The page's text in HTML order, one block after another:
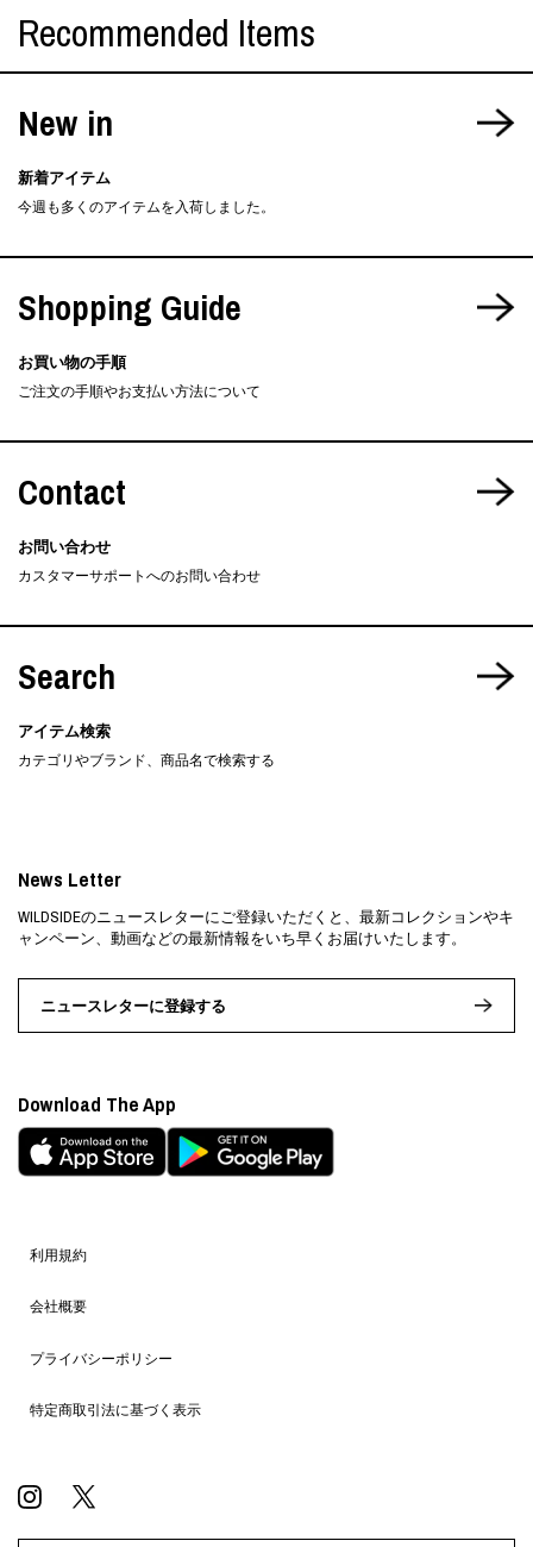
Recommended Items
New in
新着アイテム
今週も多くのアイテムを入荷しました。
Shopping Guide
お買い物の手順
ご注文の手順やお支払い方法について
Contact
お問い合わせ
カスタマーサポートへのお問い合わせ
Search
アイテム検索
カテゴリやブランド、商品名で検索する
利用規約
会社概要
プライバシーポリシー
特定商取引法に基づく表示
News Letter
WILDSIDEのニュースレターにご登録いただくと、最新コレクションやキ
ャンペーン、動画などの最新情報をいち早くお届けいたします。
ニュースレターに登録する
Download The App